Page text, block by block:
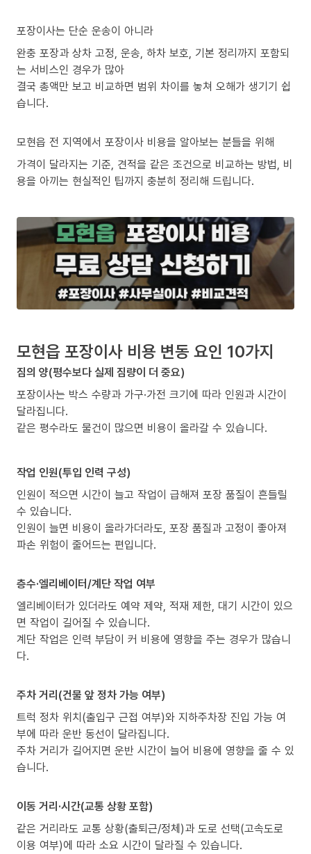
포장이사는 단순 운송이 아니라
완충 포장과 상차 고정, 운송, 하차 보호, 기본 정리까지 포함되
는 서비스인 경우가 많아
결국 총액만 보고 비교하면 범위 차이를 놓쳐 오해가 생기기 쉽
습니다.
모현읍 전 지역에서 포장이사 비용을 알아보는 분들을 위해
가격이 달라지는 기준, 견적을 같은 조건으로 비교하는 방법, 비
용을 아끼는 현실적인 팁까지 충분히 정리해 드립니다.
모현읍 포장이사 비용 변동 요인 10가지
짐의 양(평수보다 실제 짐량이 더 중요)
포장이사는 박스 수량과 가구·가전 크기에 따라 인원과 시간이
달라집니다.
같은 평수라도 물건이 많으면 비용이 올라갈 수 있습니다.
작업 인원(투입 인력 구성)
인원이 적으면 시간이 늘고 작업이 급해져 포장 품질이 흔들릴
수 있습니다.
인원이 늘면 비용이 올라가더라도, 포장 품질과 고정이 좋아져
파손 위험이 줄어드는 편입니다.
층수·엘리베이터/계단 작업 여부
엘리베이터가 있더라도 예약 제약, 적재 제한, 대기 시간이 있으
면 작업이 길어질 수 있습니다.
계단 작업은 인력 부담이 커 비용에 영향을 주는 경우가 많습니
다.
주차 거리(건물 앞 정차 가능 여부)
트럭 정차 위치(출입구 근접 여부)와 지하주차장 진입 가능 여
부에 따라 운반 동선이 달라집니다.
주차 거리가 길어지면 운반 시간이 늘어 비용에 영향을 줄 수 있
습니다.
이동 거리·시간(교통 상황 포함)
같은 거리라도 교통 상황(출퇴근/정체)과 도로 선택(고속도로
이용 여부)에 따라 소요 시간이 달라질 수 있습니다.